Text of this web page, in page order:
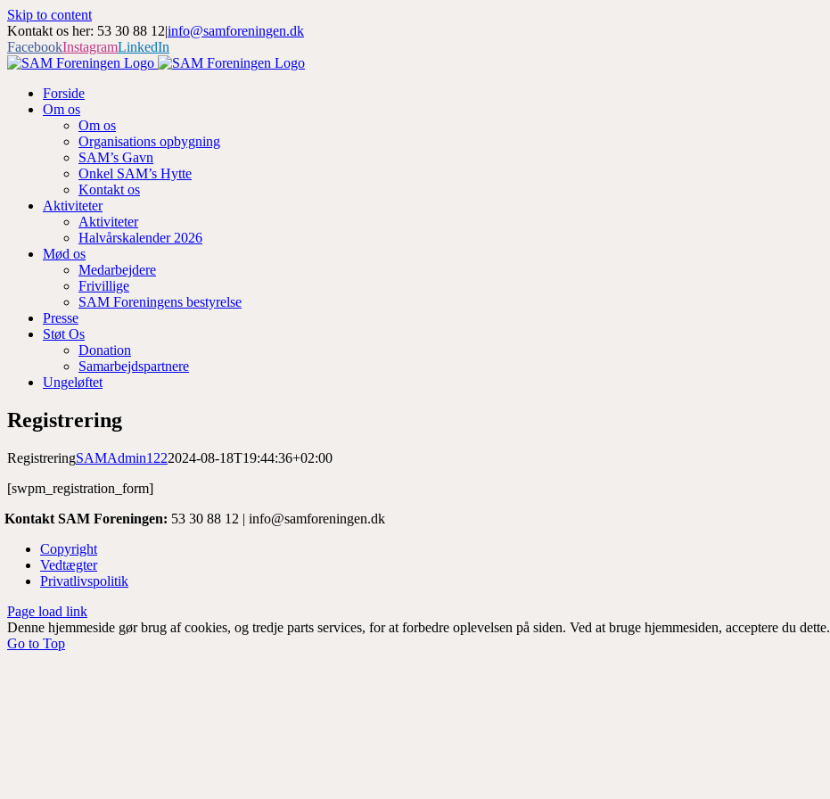
Skip to content
Kontakt os her: 53 30 88 12|info@samforeningen.dk
FacebookInstagramLinkedIn
Forside
Om os
Om os
Organisations opbygning
SAM’s Gavn
Onkel SAM’s Hytte
Kontakt os
Aktiviteter
Aktiviteter
Halvårskalender 2026
Mød os
Medarbejdere
Frivillige
SAM Foreningens bestyrelse
Presse
Støt Os
Donation
Samarbejdspartnere
Ungeløftet
Registrering
RegistreringSAMAdmin1222024-08-18T19:44:36+02:00
[swpm_registration_form]
Kontakt SAM Foreningen: 53 30 88 12 | info@samforeningen.dk
Copyright
Vedtægter
Privatlivspolitik
Page load link
Denne hjemmeside gør brug af cookies, og tredje parts services, for at forbedre oplevelsen på siden. Ved at bruge hjemmesiden, acceptere du dette.
Go to Top